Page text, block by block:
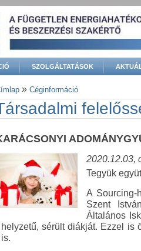
SZOLGÁLTATÁSOK
hely
» Céginformáció
2020.12.03,
Tegyük
A Sourcing-
Szent
Általános
helyzetű, sérült diákját. Ezzel is
is.